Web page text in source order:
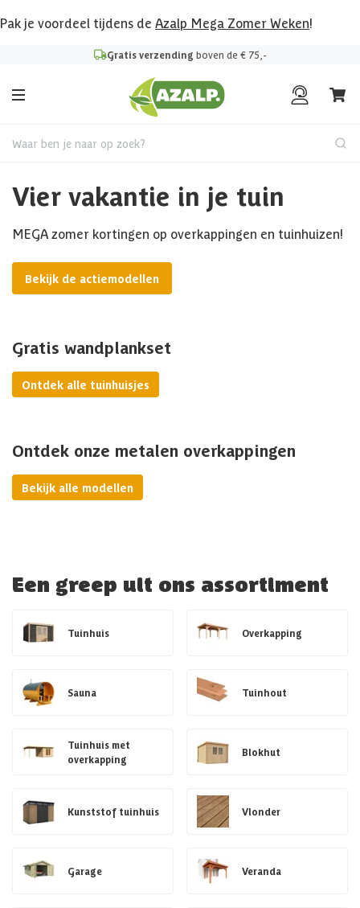
Pak je voordeel tijdens de Azalp Mega Zomer Weken!
Gratis verzending boven de € 75,-
Waar ben je naar op zoek?
Vier vakantie in je tuin
MEGA zomer kortingen op overkappingen en tuinhuizen!
Bekijk de actiemodellen
Gratis wandplankset
Ontdek alle tuinhuisjes
Ontdek onze metalen overkappingen
Bekijk alle modellen
Een greep uit ons assortiment
Tuinhuis Overkapping
Sauna Tuinhout
Tuinhuis met
overkapping
Blokhut
Kunststof tuinhuis Vlonder
Garage Veranda